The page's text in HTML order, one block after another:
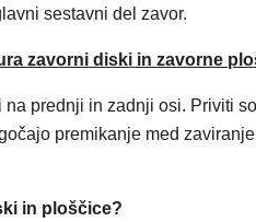
sestavni del zavor.
zavorni diski in zavorne
prednji in zadnji osi. Priviti
premikanje med
in ploščice?